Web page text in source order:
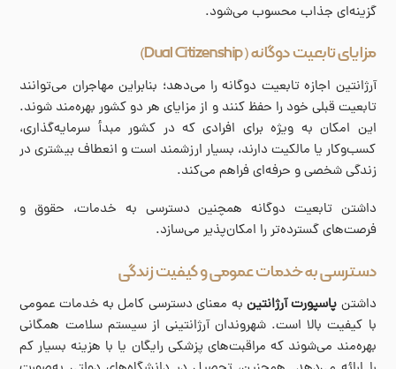
گزینه‌ای جذاب محسوب می‌شود.
مزایای تابعیت دوگانه (Dual Citizenship)
آرژانتین اجازه تابعیت دوگانه را می‌دهد؛ بنابراین مهاجران می‌توانند
تابعیت قبلی خود را حفظ کنند و از مزایای هر دو کشور بهره‌مند شوند.
این امکان به ویژه برای افرادی که در کشور مبدأ سرمایه‌گذاری،
کسب‌وکار یا مالکیت دارند، بسیار ارزشمند است و انعطاف بیشتری در
زندگی شخصی و حرفه‌ای فراهم می‌کند.
داشتن تابعیت دوگانه همچنین دسترسی به خدمات، حقوق و
فرصت‌های گسترده‌تر را امکان‌پذیر می‌سازد.
دسترسی به خدمات عمومی و کیفیت زندگی
داشتن پاسپورت آرژانتین به معنای دسترسی کامل به خدمات عمومی
با کیفیت بالا است. شهروندان آرژانتینی از سیستم سلامت همگانی
بهره‌مند می‌شوند که مراقبت‌های پزشکی رایگان یا با هزینه بسیار کم